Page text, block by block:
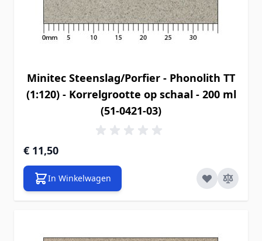
Minitec Steenslag/Porfier - Phonolith TT
(1:120) - Korrelgrootte op schaal - 200 ml
(51-0421-03)
€ 11,50
In Winkelwagen